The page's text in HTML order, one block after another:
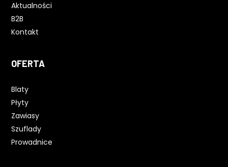
Aktualności
B2B
Kontakt
OFERTA
Blaty
Płyty
Zawiasy
Szuflady
Prowadnice